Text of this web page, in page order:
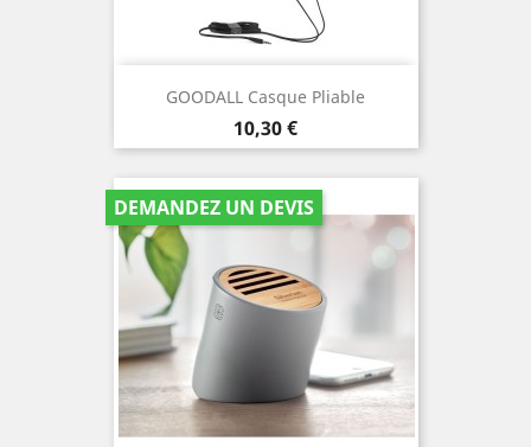
GOODALL Casque Pliable
Prix
10,30 €
DEMANDEZ UN DEVIS